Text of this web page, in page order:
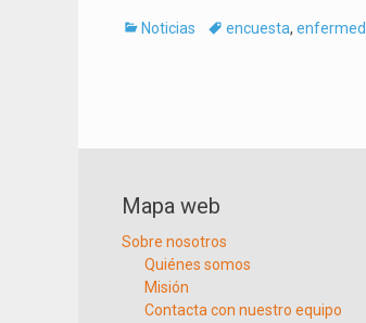
Categorías
Noticias Tagsencuesta,
entradas
Mapa web
Sobre nosotros
Quiénes somos
Misión
Contacta con nuestro equipo